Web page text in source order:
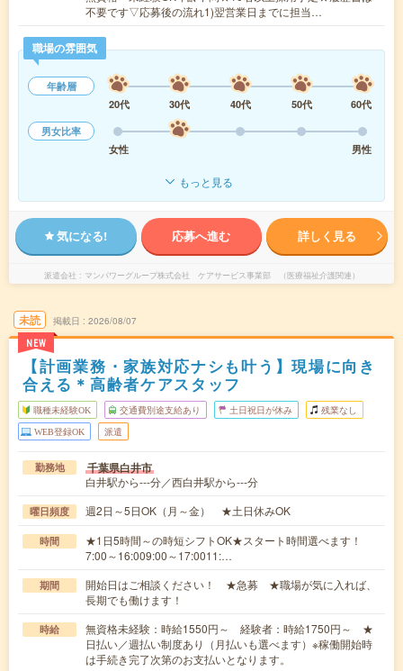
不要です▽応募後の流れ1)翌営業日までに担当…
職場の雰囲気
年齢層
20代
30代 40代 50代
60代
男女比率
女性
男性
もっと見る
気になる! 応募へ進む 詳しく見る
派遣会社 マンパワーグループ株式会社 ケアサービス事業部 （医療福祉介護関連）
未読
NEW
掲載日 2026/08/07
【計画業務・家族対応ナシも叶う】現場に向き
合える＊高齢者ケアスタッフ
職種未経験OK 交通費別途支給あり 土日祝日が休み 残業なし
WEB登録OK 派遣
勤務地 千葉県白井市
白井駅から---分／西白井駅から---分
曜日頻度 週2日～5日OK（月～金） ★土日休みOK
時間
★1日5時間～の時短シフトOK★スタート時間選べます！
7:00～16:009:00～17:0011:…
期間
開始日はご相談ください！ ★急募 ★職場が気に入れば、
長期でも働けます！
時給
無資格未経験：時給1550円～ 経験者：時給1750円～ ★
日払い／週払い制度あり（月払いも選べます）※稼働開始時
は手続き完了次第のお支払いとなります。